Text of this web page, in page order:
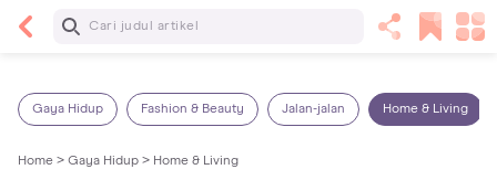
Baca Selanjutnya
Gaya Hidup Fashion & Beauty Jalan-jalan Home & Living
Home > Gaya Hidup > Home & Living